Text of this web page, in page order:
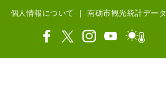
個人情報について ｜南砺市観光統計データ